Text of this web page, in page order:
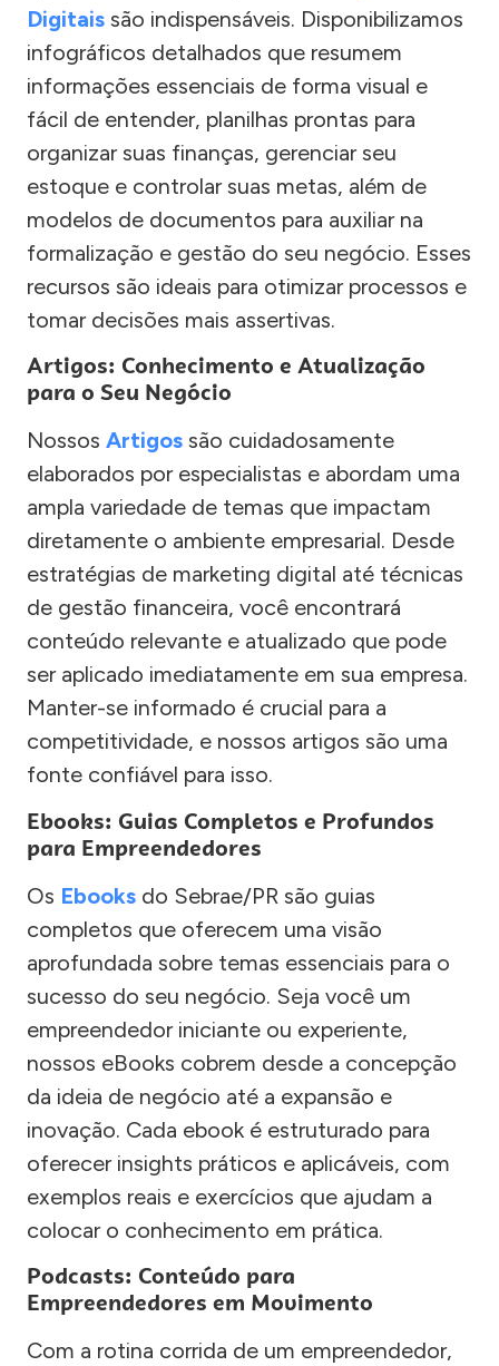
Digitais são indispensáveis. Disponibilizamos
infográficos detalhados que resumem
informações essenciais de forma visual e
fácil de entender, planilhas prontas para
organizar suas finanças, gerenciar seu
estoque e controlar suas metas, além de
modelos de documentos para auxiliar na
formalização e gestão do seu negócio. Esses
recursos são ideais para otimizar processos e
tomar decisões mais assertivas.
Artigos: Conhecimento e Atualização
para o Seu Negócio
Nossos Artigos são cuidadosamente
elaborados por especialistas e abordam uma
ampla variedade de temas que impactam
diretamente o ambiente empresarial. Desde
estratégias de marketing digital até técnicas
de gestão financeira, você encontrará
conteúdo relevante e atualizado que pode
ser aplicado imediatamente em sua empresa.
Manter-se informado é crucial para a
competitividade, e nossos artigos são uma
fonte confiável para isso.
Ebooks: Guias Completos e Profundos
para Empreendedores
Os Ebooks do Sebrae/PR são guias
completos que oferecem uma visão
aprofundada sobre temas essenciais para o
sucesso do seu negócio. Seja você um
empreendedor iniciante ou experiente,
nossos eBooks cobrem desde a concepção
da ideia de negócio até a expansão e
inovação. Cada ebook é estruturado para
oferecer insights práticos e aplicáveis, com
exemplos reais e exercícios que ajudam a
colocar o conhecimento em prática.
Podcasts: Conteúdo para
Empreendedores em Movimento
Com a rotina corrida de um empreendedor,